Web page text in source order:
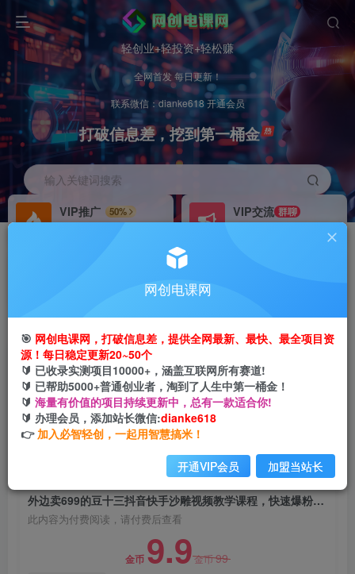
轻创业+轻投资+轻松赚
全网首发 每日更新！
联系微信：dianke618 开通会员
打破信息差，挖到第一桶金
输入关键词搜索
VIP推广
50%
VIP交流 群聊
研究探讨更多创业项目路子。
搭建同款网站，自己当老板
外边卖699的豆十三抖音快手沙雕视频教学课程，
快速爆粉，月入10万+（素材+插件+视频）
网创电课网
2年前发布
1967 129
外边卖699的豆十三抖音快手沙雕视频教学课程，快速爆粉，月入10万+（素材+插件+视频）
此内容为付费阅读，请付费后查看
金币 9.9金币99
网创电课网
🎯 网创电课网，打破信息差，提供全网最新、最快、最全项目资
源！每日稳定更新20~50个
🔰 已收录实测项目10000+，涵盖互联网所有赛道!
🔰 已帮助5000+普通创业者，淘到了人生中第一桶金！
🔰 海量有价值的项目持续更新中，总有一款适合你!
🔰 办理会员，添加站长微信:dianke618
👉 加入必智轻创，一起用智慧搞米！
开通VIP会员 加盟当站长